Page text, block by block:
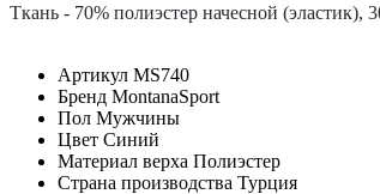
Ткань - 70% полиэстер начесной
Артикул MS740
Бренд MontanaSport
Пол Мужчины
Цвет Синий
Материал верха Полиэстер
Страна производства Турция